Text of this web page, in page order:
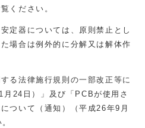
ください。
定器については、原則禁止とし
場合は例外的に分解又は解体作
る法律施行規則の一部改正等に
24日）」及び「PCBが使用さ
ついて（通知）（平成26年9月